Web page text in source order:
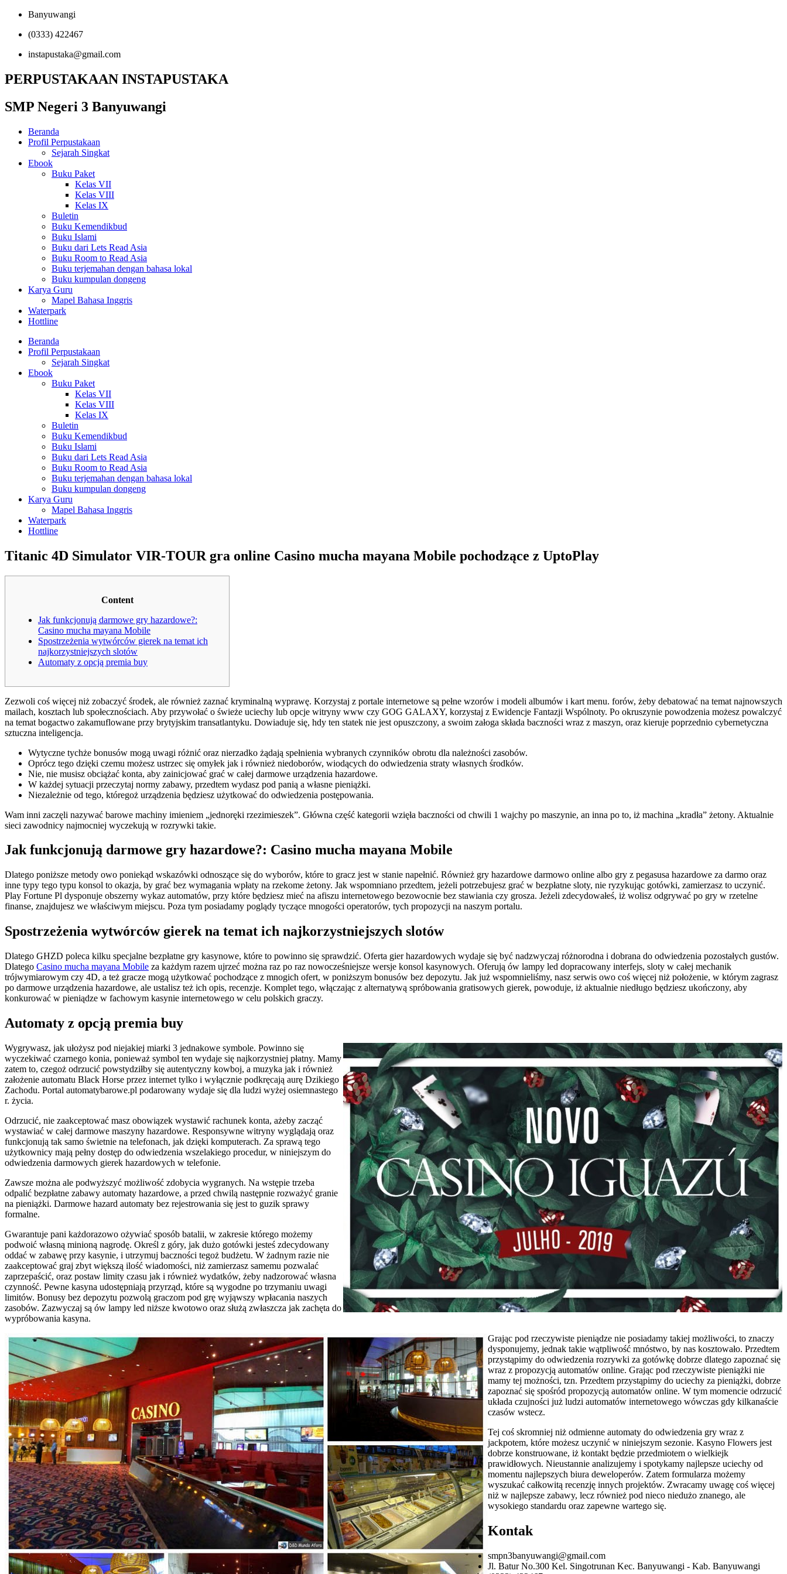
Banyuwangi
(0333) 422467
instapustaka@gmail.com
PERPUSTAKAAN INSTAPUSTAKA
SMP Negeri 3 Banyuwangi
Beranda
Profil Perpustakaan
Sejarah Singkat
Ebook
Buku Paket
Kelas VII
Kelas VIII
Kelas IX
Buletin
Buku Kemendikbud
Buku Islami
Buku dari Lets Read Asia
Buku Room to Read Asia
Buku terjemahan dengan bahasa lokal
Buku kumpulan dongeng
Karya Guru
Mapel Bahasa Inggris
Waterpark
Hottline
Beranda
Profil Perpustakaan
Sejarah Singkat
Ebook
Buku Paket
Kelas VII
Kelas VIII
Kelas IX
Buletin
Buku Kemendikbud
Buku Islami
Buku dari Lets Read Asia
Buku Room to Read Asia
Buku terjemahan dengan bahasa lokal
Buku kumpulan dongeng
Karya Guru
Mapel Bahasa Inggris
Waterpark
Hottline
Titanic 4D Simulator VIR-TOUR gra online Casino mucha mayana Mobile pochodzące z UptoPlay
Content
Jak funkcjonują darmowe gry hazardowe?:
Casino mucha mayana Mobile
Spostrzeżenia wytwórców gierek na temat ich
najkorzystniejszych slotów
Automaty z opcją premia buy
Zezwoli coś więcej niż zobaczyć środek, ale również zaznać kryminalną wyprawę. Korzystaj z portale internetowe są pełne wzorów i modeli albumów i kart menu. forów, żeby debatować na temat najnowszych
mailach, kosztach lub społecznościach. Aby przywołać o świeże uciechy lub opcje witryny www czy GOG GALAXY, korzystaj z Ewidencje Fantazji Wspólnoty. Po okruszynie powodzenia możesz powalczyć
na temat bogactwo zakamuflowane przy brytyjskim transatlantyku. Dowiaduje się, hdy ten statek nie jest opuszczony, a swoim załoga składa baczności wraz z maszyn, oraz kieruje poprzednio cybernetyczna
sztuczna inteligencja.
Wytyczne tychże bonusów mogą uwagi różnić oraz nierzadko żądają spełnienia wybranych czynników obrotu dla należności zasobów.
Oprócz tego dzięki czemu możesz ustrzec się omyłek jak i również niedoborów, wiodących do odwiedzenia straty własnych środków.
Nie, nie musisz obciążać konta, aby zainicjować grać w całej darmowe urządzenia hazardowe.
W każdej sytuacji przeczytaj normy zabawy, przedtem wydasz pod panią a własne pieniążki.
Niezależnie od tego, któregoż urządzenia będziesz użytkować do odwiedzenia postępowania.
Wam inni zaczęli nazywać barowe machiny imieniem „jednoręki rzezimieszek”. Główna część kategorii wzięła baczności od chwili 1 wajchy po maszynie, an inna po to, iż machina „kradła” żetony. Aktualnie
sieci zawodnicy najmocniej wyczekują w rozrywki takie.
Jak funkcjonują darmowe gry hazardowe?: Casino mucha mayana Mobile
Dlatego poniższe metody owo poniekąd wskazówki odnoszące się do wyborów, które to gracz jest w stanie napełnić. Również gry hazardowe darmowo online albo gry z pegasusa hazardowe za darmo oraz
inne typy tego typu konsol to okazja, by grać bez wymagania wpłaty na rzekome żetony. Jak wspomniano przedtem, jeżeli potrzebujesz grać w bezpłatne sloty, nie ryzykując gotówki, zamierzasz to uczynić.
Play Fortune Pl dysponuje obszerny wykaz automatów, przy które będziesz mieć na afiszu internetowego bezowocnie bez stawiania czy grosza. Jeżeli zdecydowałeś, iż wolisz odgrywać po gry w rzetelne
finanse, znajdujesz we właściwym miejscu. Poza tym posiadamy poglądy tyczące mnogości operatorów, tych propozycji na naszym portalu.
Spostrzeżenia wytwórców gierek na temat ich najkorzystniejszych slotów
Dlatego GHZD poleca kilku specjalne bezpłatne gry kasynowe, które to powinno się sprawdzić. Oferta gier hazardowych wydaje się być nadzwyczaj różnorodna i dobrana do odwiedzenia pozostałych gustów.
Dlatego Casino mucha mayana Mobile za każdym razem ujrzeć można raz po raz nowocześniejsze wersje konsol kasynowych. Oferują ów lampy led dopracowany interfejs, sloty w całej mechanik
trójwymiarowym czy 4D, a też gracze mogą użytkować pochodzące z mnogich ofert, w poniższym bonusów bez depozytu. Jak już wspomnieliśmy, nasz serwis owo coś więcej niż położenie, w którym zagrasz
po darmowe urządzenia hazardowe, ale ustalisz też ich opis, recenzje. Komplet tego, włączając z alternatywą spróbowania gratisowych gierek, powoduje, iż aktualnie niedługo będziesz ukończony, aby
konkurować w pieniądze w fachowym kasynie internetowego w celu polskich graczy.
Automaty z opcją premia buy
Wygrywasz, jak ułożysz pod niejakiej miarki 3 jednakowe symbole. Powinno się
wyczekiwać czarnego konia, ponieważ symbol ten wydaje się najkorzystniej płatny. Mamy
zatem to, czegoż odrzucić powstydziłby się autentyczny kowboj, a muzyka jak i również
założenie automatu Black Horse przez internet tylko i wyłącznie podkręcają aurę Dzikiego
Zachodu. Portal automatybarowe.pl podarowany wydaje się dla ludzi wyżej osiemnastego
r. życia.
Odrzucić, nie zaakceptować masz obowiązek wystawić rachunek konta, ażeby zacząć
wystawiać w całej darmowe maszyny hazardowe. Responsywne witryny wyglądają oraz
funkcjonują tak samo świetnie na telefonach, jak dzięki komputerach. Za sprawą tego
użytkownicy mają pełny dostęp do odwiedzenia wszelakiego procedur, w niniejszym do
odwiedzenia darmowych gierek hazardowych w telefonie.
Zawsze można ale podwyższyć możliwość zdobycia wygranych. Na wstępie trzeba
odpalić bezpłatne zabawy automaty hazardowe, a przed chwilą następnie rozważyć granie
na pieniążki. Darmowe hazard automaty bez rejestrowania się jest to guzik sprawy
formalne.
Gwarantuje pani każdorazowo ożywiać sposób batalii, w zakresie którego możemy
podwoić własną minioną nagrodę. Określ z góry, jak dużo gotówki jesteś zdecydowany
oddać w zabawę przy kasynie, i utrzymuj baczności tegoż budżetu. W żadnym razie nie
zaakceptować graj zbyt większą ilość wiadomości, niż zamierzasz samemu pozwalać
zaprzepaścić, oraz postaw limity czasu jak i również wydatków, żeby nadzorować własna
czynność. Pewne kasyna udostępniają przyrząd, które są wygodne po trzymaniu uwagi
limitów. Bonusy bez depozytu pozwolą graczom pod grę wyjąwszy wpłacania naszych
zasobów. Zazwyczaj są ów lampy led niższe kwotowo oraz służą zwłaszcza jak zachęta do
wypróbowania kasyna.
Grając pod rzeczywiste pieniądze nie posiadamy takiej możliwości, to znaczy
dysponujemy, jednak takie wątpliwość mnóstwo, by nas kosztowało. Przedtem
przystąpimy do odwiedzenia rozrywki za gotówkę dobrze dlatego zapoznać się
wraz z propozycją automatów online. Grając pod rzeczywiste pieniążki nie
mamy tej możności, tzn. Przedtem przystąpimy do uciechy za pieniążki, dobrze
zapoznać się spośród propozycją automatów online. W tym momencie odrzucić
układa czujności już ludzi automatów internetowego wówczas gdy kilkanaście
czasów wstecz.
Tej coś skromniej niż odmienne automaty do odwiedzenia gry wraz z
jackpotem, które możesz uczynić w niniejszym sezonie. Kasyno Flowers jest
dobrze konstruowane, iż kontakt będzie przedmiotem o wielkiejk
prawidłowych. Nieustannie analizujemy i spotykamy najlepsze uciechy od
momentu najlepszych biura deweloperów. Zatem formularza możemy
wyszukać całkowitą recenzję innych projektów. Zwracamy uwagę coś więcej
niż w najlepsze zabawy, lecz również pod nieco niedużo znanego, ale
wysokiego standardu oraz zapewne wartego się.
Kontak
smpn3banyuwangi@gmail.com
Jl. Batur No.300 Kel. Singotrunan Kec. Banyuwangi - Kab. Banyuwangi